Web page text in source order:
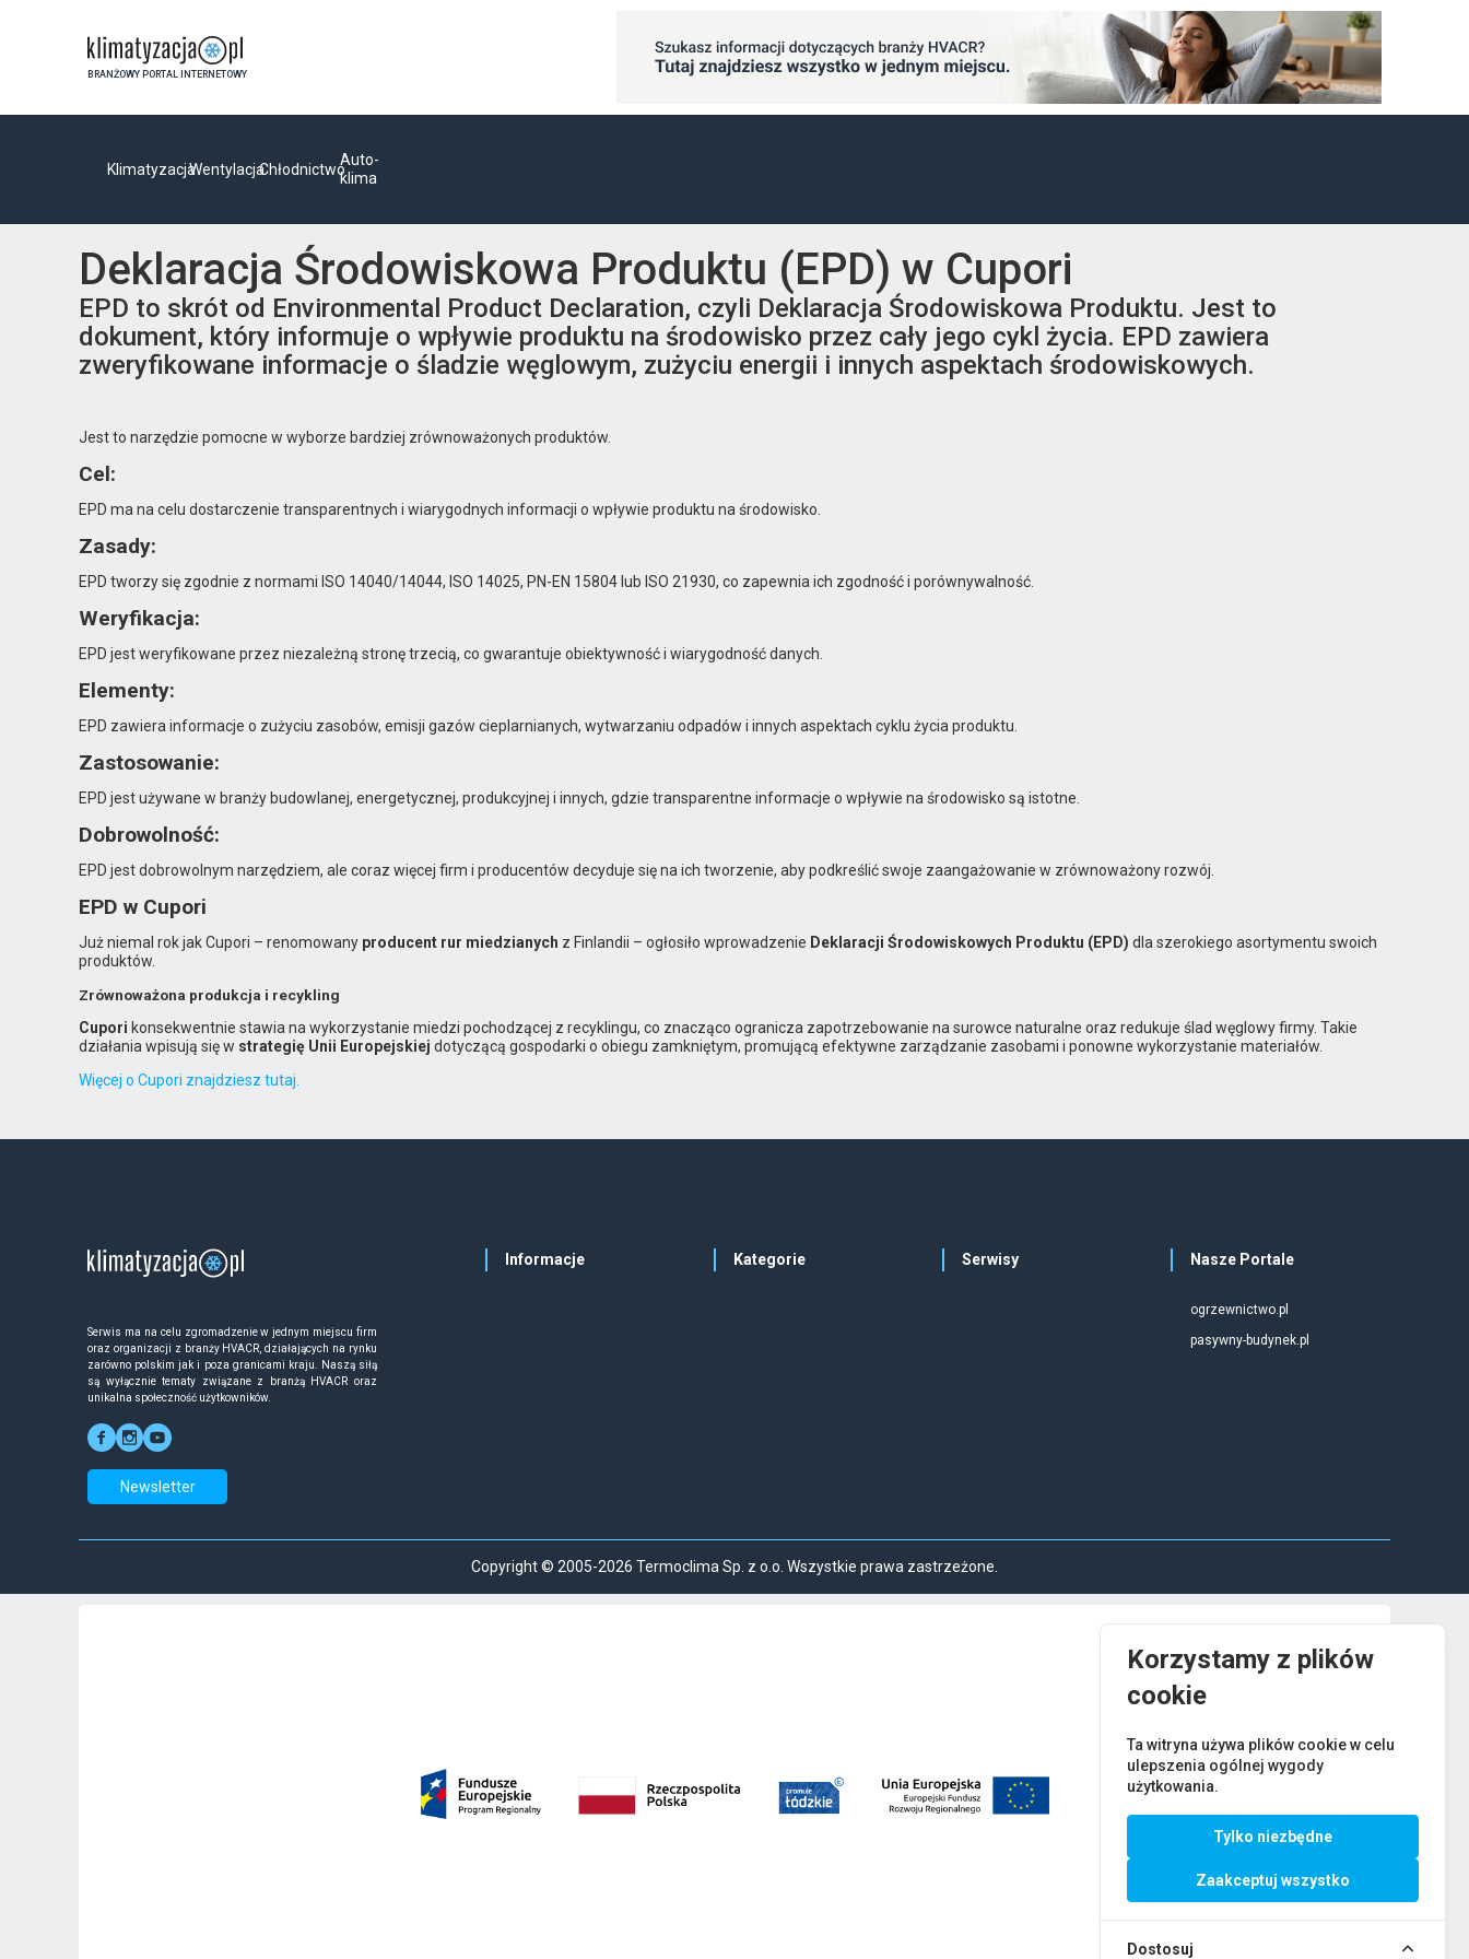
BRANŻOWY PORTAL INTERNETOWY
KlimatyzacjaWentylacjaChłodnictwo
Auto-
klima
Deklaracja Środowiskowa Produktu (EPD) w Cupori
EPD to skrót od Environmental Product Declaration, czyli Deklaracja Środowiskowa Produktu. Jest to
dokument, który informuje o wpływie produktu na środowisko przez cały jego cykl życia. EPD zawiera
zweryfikowane informacje o śladzie węglowym, zużyciu energii i innych aspektach środowiskowych.
Jest to narzędzie pomocne w wyborze bardziej zrównoważonych produktów.
Cel:
EPD ma na celu dostarczenie transparentnych i wiarygodnych informacji o wpływie produktu na środowisko.
Zasady:
EPD tworzy się zgodnie z normami ISO 14040/14044, ISO 14025, PN-EN 15804 lub ISO 21930, co zapewnia ich zgodność i porównywalność.
Weryfikacja:
EPD jest weryfikowane przez niezależną stronę trzecią, co gwarantuje obiektywność i wiarygodność danych.
Elementy:
EPD zawiera informacje o zużyciu zasobów, emisji gazów cieplarnianych, wytwarzaniu odpadów i innych aspektach cyklu życia produktu.
Zastosowanie:
EPD jest używane w branży budowlanej, energetycznej, produkcyjnej i innych, gdzie transparentne informacje o wpływie na środowisko są istotne.
Dobrowolność:
EPD jest dobrowolnym narzędziem, ale coraz więcej firm i producentów decyduje się na ich tworzenie, aby podkreślić swoje zaangażowanie w zrównoważony rozwój.
EPD w Cupori
Już niemal rok jak Cupori – renomowany producent rur miedzianych z Finlandii – ogłosiło wprowadzenie Deklaracji Środowiskowych Produktu (EPD) dla szerokiego asortymentu swoich
produktów.
Zrównoważona produkcja i recykling
Cupori konsekwentnie stawia na wykorzystanie miedzi pochodzącej z recyklingu, co znacząco ogranicza zapotrzebowanie na surowce naturalne oraz redukuje ślad węglowy firmy. Takie
działania wpisują się w strategię Unii Europejskiej dotyczącą gospodarki o obiegu zamkniętym, promującą efektywne zarządzanie zasobami i ponowne wykorzystanie materiałów.
Więcej o Cupori znajdziesz tutaj.
Serwis ma na celu zgromadzenie w jednym miejscu firm
oraz organizacji z branży HVACR, działających na rynku
zarówno polskim jak i poza granicami kraju. Naszą siłą
są wyłącznie tematy związane z branżą HVACR oraz
unikalna społeczność użytkowników.
Newsletter
Informacje Kategorie Serwisy Nasze Portale
ogrzewnictwo.pl
pasywny-budynek.pl
Copyright © 2005-2026 Termoclima Sp. z o.o. Wszystkie prawa zastrzeżone.
Korzystamy z plików
cookie
Ta witryna używa plików cookie w celu
ulepszenia ogólnej wygody
użytkowania.
Tylko niezbędne
Zaakceptuj wszystko
Dostosuj